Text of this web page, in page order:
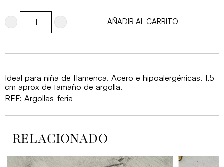
Argollas
cantidad
AÑADIR AL CARRITO
Ideal para niña de flamenca. Acero e hipoalergénicas. 1,5
cm aprox de tamaño de argolla.
REF: Argollas-feria
RELACIONADO